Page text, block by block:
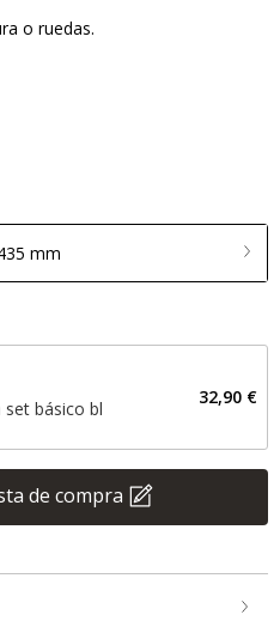
o ruedas.
mm
básico bl
32,90 €
de compra